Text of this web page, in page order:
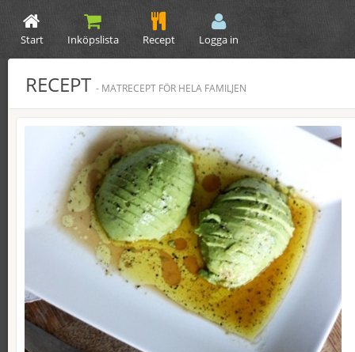
Start Inköpslista Recept Logga in
RECEPT - MATRECEPT FÖR HELA FAMILJEN